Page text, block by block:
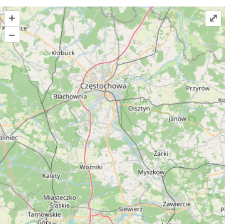
+
–
⤢